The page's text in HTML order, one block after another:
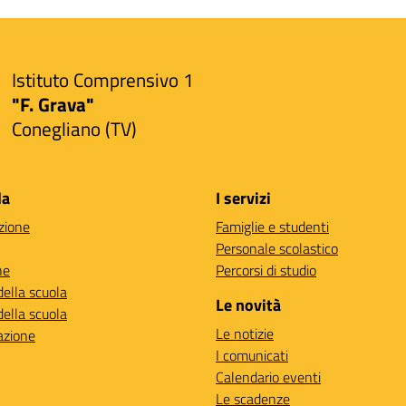
Istituto Comprensivo 1
"F. Grava"
Conegliano (TV)
scuola
scuola
I servizi
Famiglie e studenti
Personale scolastico
Percorsi di studio
Le novità
Le notizie
I comunicati
Calendario eventi
Le scadenze